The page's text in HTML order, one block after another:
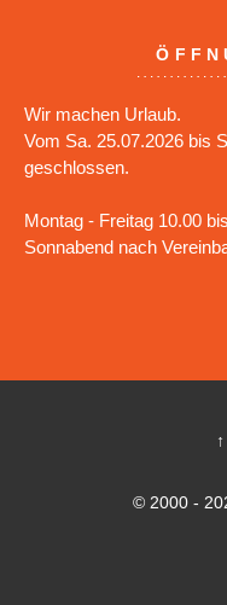
Wir machen Urlaub.
Vom Sa. 25.07.2026 bis
geschlossen.
Montag - Freitag 10.00
Sonnabend nach
© 2000 -